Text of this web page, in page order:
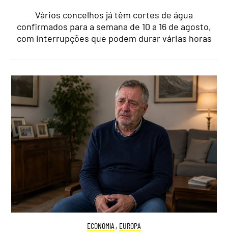
Vários concelhos já têm cortes de água
confirmados para a semana de 10 a 16 de agosto,
com interrupções que podem durar várias horas
ECONOMIA , EUROPA